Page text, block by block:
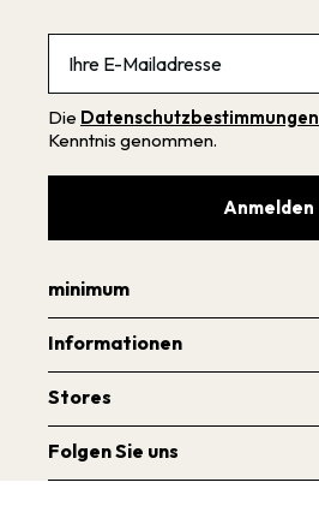
Die Datenschutzbestimmungen
Kenntnis genommen.
Anmelden
minimum
Informationen
Stores
Folgen Sie uns